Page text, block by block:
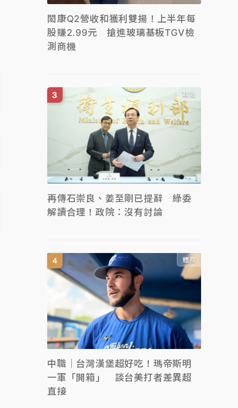
閎康Q2營收和獲利雙揚！上半年每
股賺2.99元 搶進玻璃基板TGV檢
測商機
政治
再傳石崇良、姜至剛已提辭 綠委
解讀合理！政院：沒有討論
體育
中職｜台灣漢堡超好吃！瑪帝斯明
一軍「開箱」 談台美打者差異超
直接